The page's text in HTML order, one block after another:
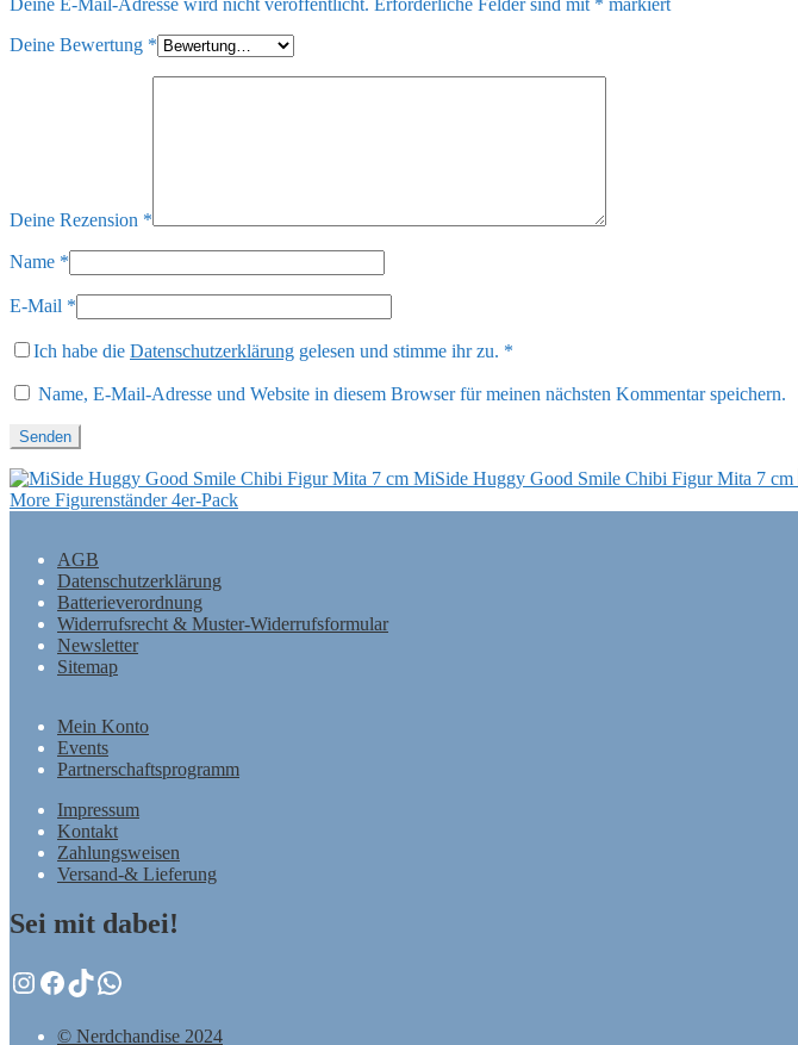
Deine Bewertung *
Deine Rezension *
Name *
E-Mail *
Ich habe die Datenschutzerklärung gelesen und stimme ihr zu. *
Name, E-Mail-Adresse und Website in diesem Browser für meinen nächsten Kommentar speichern.
MiSide Huggy Good Smile Chibi Figur Mita 7 cm
More Figurenständer 4er-Pack
AGB
Datenschutzerklärung
Batterieverordnung
Widerrufsrecht & Muster-Widerrufsformular
Newsletter
Sitemap
Mein Konto
Events
Partnerschaftsprogramm
Impressum
Kontakt
Zahlungsweisen
Versand-& Lieferung
Sei mit dabei!
Instagram
Facebook
TikTok
WhatsApp
© Nerdchandise 2024